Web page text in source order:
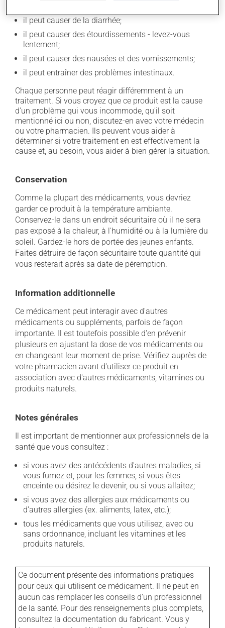
il peut causer de la diarrhée;
il peut causer des étourdissements - levez-vous
lentement;
il peut causer des nausées et des vomissements;
il peut entraîner des problèmes intestinaux.
Chaque personne peut réagir différemment à un
traitement. Si vous croyez que ce produit est la cause
d'un problème qui vous incommode, qu'il soit
mentionné ici ou non, discutez-en avec votre médecin
ou votre pharmacien. Ils peuvent vous aider à
déterminer si votre traitement en est effectivement la
cause et, au besoin, vous aider à bien gérer la situation.
Conservation
Comme la plupart des médicaments, vous devriez
garder ce produit à la température ambiante.
Conservez-le dans un endroit sécuritaire où il ne sera
pas exposé à la chaleur, à l'humidité ou à la lumière du
soleil. Gardez-le hors de portée des jeunes enfants.
Faites détruire de façon sécuritaire toute quantité qui
vous resterait après sa date de péremption.
Information additionnelle
Ce médicament peut interagir avec d'autres
médicaments ou suppléments, parfois de façon
importante. Il est toutefois possible d'en prévenir
plusieurs en ajustant la dose de vos médicaments ou
en changeant leur moment de prise. Vérifiez auprès de
votre pharmacien avant d'utiliser ce produit en
association avec d'autres médicaments, vitamines ou
produits naturels.
Notes générales
Il est important de mentionner aux professionnels de la
santé que vous consultez :
si vous avez des antécédents d'autres maladies, si
vous fumez et, pour les femmes, si vous êtes
enceinte ou désirez le devenir, ou si vous allaitez;
si vous avez des allergies aux médicaments ou
d'autres allergies (ex. aliments, latex, etc.);
tous les médicaments que vous utilisez, avec ou
sans ordonnance, incluant les vitamines et les
produits naturels.
Ce document présente des informations pratiques
pour ceux qui utilisent ce médicament. Il ne peut en
aucun cas remplacer les conseils d'un professionnel
de la santé. Pour des renseignements plus complets,
consultez la documentation du fabricant. Vous y